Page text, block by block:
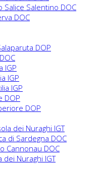
Salice Salentino DOC
DOC
DOP
IGP
IGP
IGP
DOP
DOP
dei Nuraghi IGT
di Sardegna DOC
Cannonau DOC
dei Nuraghi IGT